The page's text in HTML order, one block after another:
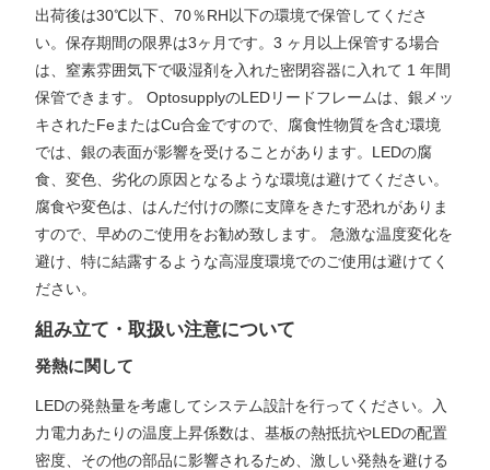
出荷後は30℃以下、70％RH以下の環境で保管してくださ
い。保存期間の限界は3ヶ月です。3 ヶ月以上保管する場合
は、窒素雰囲気下で吸湿剤を入れた密閉容器に入れて 1 年間
保管できます。 OptosupplyのLEDリードフレームは、銀メッ
キされたFeまたはCu合金ですので、腐食性物質を含む環境
では、銀の表面が影響を受けることがあります。LEDの腐
食、変色、劣化の原因となるような環境は避けてください。
腐食や変色は、はんだ付けの際に支障をきたす恐れがありま
すので、早めのご使用をお勧め致します。 急激な温度変化を
避け、特に結露するような高湿度環境でのご使用は避けてく
ださい。
組み立て・取扱い注意について
発熱に関して
LEDの発熱量を考慮してシステム設計を行ってください。入
力電力あたりの温度上昇係数は、基板の熱抵抗やLEDの配置
密度、その他の部品に影響されるため、激しい発熱を避ける